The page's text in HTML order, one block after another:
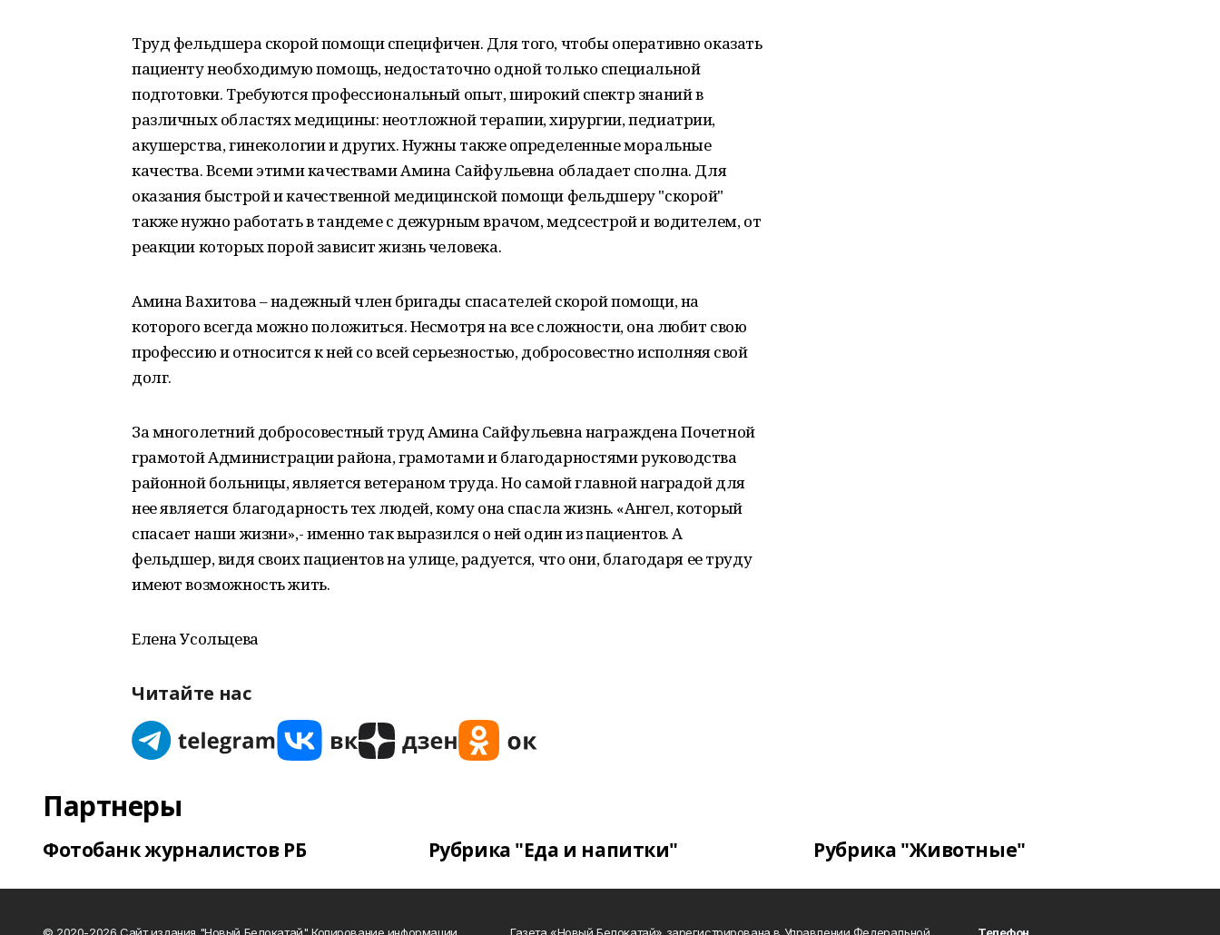
Труд фельдшера скорой помощи специфичен. Для того, чтобы оперативно оказать
пациенту необходимую помощь, недостаточно одной только специальной
подготовки. Требуются профессиональный опыт, широкий спектр знаний в
различных областях медицины: неотложной терапии, хирургии, педиатрии,
акушерства, гинекологии и других. Нужны также определенные моральные
качества. Всеми этими качествами Амина Сайфульевна обладает сполна. Для
оказания быстрой и качественной медицинской помощи фельдшеру "скорой"
также нужно работать в тандеме с дежурным врачом, медсестрой и водителем, от
реакции которых порой зависит жизнь человека.
Амина Вахитова – надежный член бригады спасателей скорой помощи, на
которого всегда можно положиться. Несмотря на все сложности, она любит свою
профессию и относится к ней со всей серьезностью, добросовестно исполняя свой
долг.
За многолетний добросовестный труд Амина Сайфульевна награждена Почетной
грамотой Администрации района, грамотами и благодарностями руководства
районной больницы, является ветераном труда. Но самой главной наградой для
нее является благодарность тех людей, кому она спасла жизнь. «Ангел, который
спасает наши жизни»,- именно так выразился о ней один из пациентов. А
фельдшер, видя своих пациентов на улице, радуется, что они, благодаря ее труду
имеют возможность жить.
Елена Усольцева
Читайте нас
Партнеры
Фотобанк журналистов РБ Рубрика "Еда и напитки" Рубрика "Животные"